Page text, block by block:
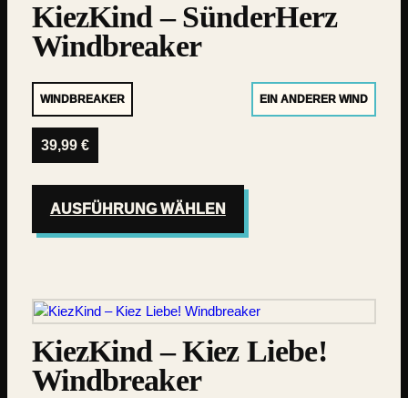
KiezKind – SünderHerz
Windbreaker
WINDBREAKER EIN ANDERER WIND
39,99 €
AUSFÜHRUNG WÄHLEN
KiezKind – Kiez Liebe!
Windbreaker